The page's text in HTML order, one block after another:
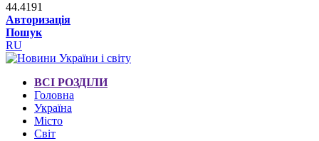
44.4191
Авторизація
Пошук
RU
ВСІ РОЗДІЛИ
Головна
Україна
Місто
Світ